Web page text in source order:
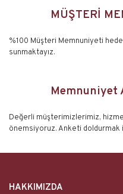
MÜŞTERİ
%100 Müşteri Memnuniyeti
sunmaktayız.
Memnuniyet
Değerli müşterimizlerimiz,
önemsiyoruz. Anketi doldurmak
HAKKIMIZDA